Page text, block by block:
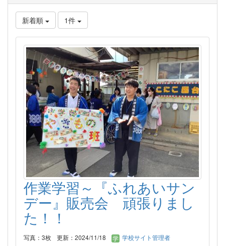
新着順 1件
作業学習～『ふれあいサン
デー』販売会 頑張りまし
た！！
写真：3枚 更新：2024/11/18 学校サイト管理者